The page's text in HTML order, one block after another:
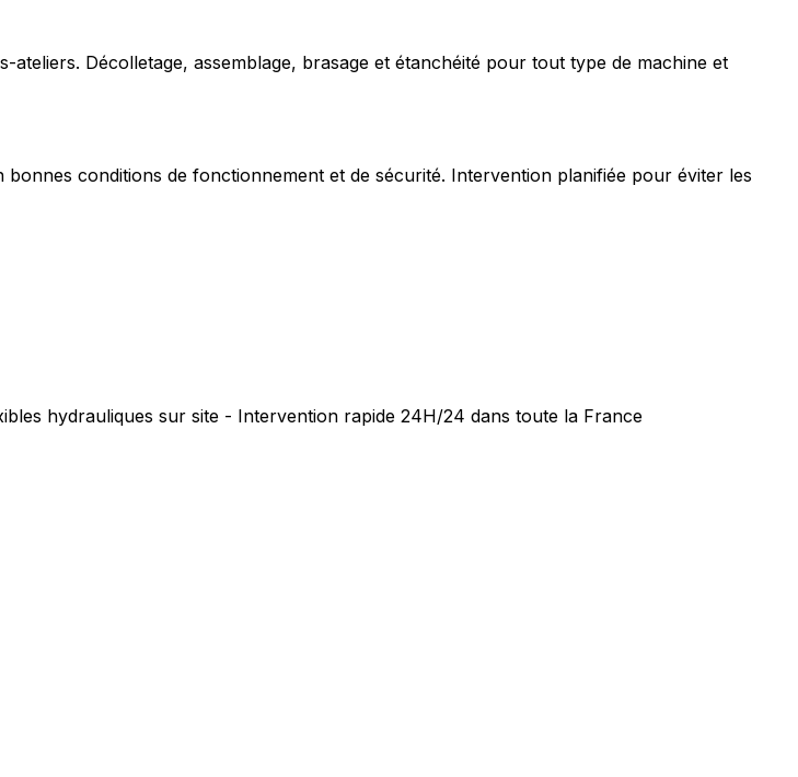
Décolletage, assemblage, brasage et étanchéité pour tout type de machine et
conditions de fonctionnement et de sécurité. Intervention planifiée pour éviter les
hydrauliques sur site - Intervention rapide 24H/24 dans toute la France